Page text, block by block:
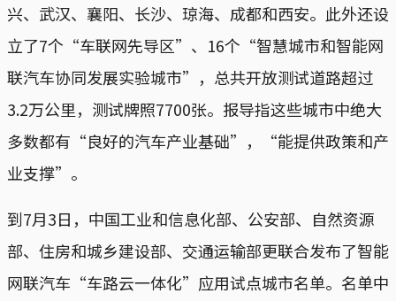
兴、武汉、襄阳、长沙、琼海、成都和西安。此外还设
立了7个“车联网先导区”、16个“智慧城市和智能网
联汽车协同发展实验城市”，总共开放测试道路超过
3.2万公里，测试牌照7700张。报导指这些城市中绝大
多数都有“良好的汽车产业基础”，“能提供政策和产
业支撑”。
到7月3日，中国工业和信息化部、公安部、自然资源
部、住房和城乡建设部、交通运输部更联合发布了智能
网联汽车“车路云一体化”应用试点城市名单。名单中